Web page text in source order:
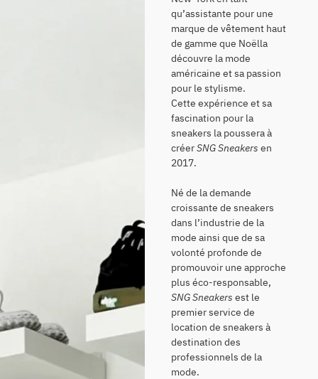
qu’assistante pour une
marque de vêtement haut
de gamme que Noëlla
découvre la mode
américaine et sa passion
pour le stylisme.
Cette expérience et sa
fascination pour la
sneakers la poussera à
créerSNG Sneakers en
2017.
Né de la demande
croissante de sneakers
dans l’industrie de la
mode ainsi que de sa
volonté profonde de
promouvoir une approche
plus éco-responsable,
SNG Sneakers est le
premier service de
location de sneakers à
destination des
professionnels de la
mode.